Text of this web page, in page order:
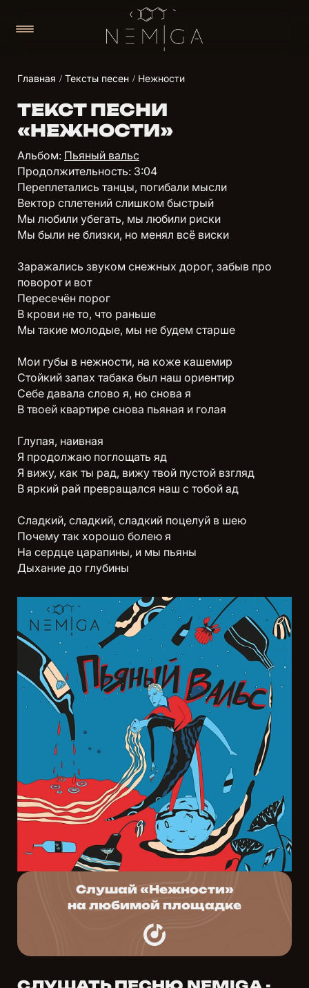
Главная Тексты песен Нежности
ТЕКСТ ПЕСНИ
«НЕЖНОСТИ»
Альбом: Пьяный вальс
Продолжительность: 3:04
Переплетались танцы, погибали мысли
Вектор сплетений слишком быстрый
Мы любили убегать, мы любили риски
Мы были не близки, но менял всё виски
Заражались звуком снежных дорог, забыв про
поворот и вот
Пересечён порог
В крови не то, что раньше
Мы такие молодые, мы не будем старше
Мои губы в нежности, на коже кашемир
Стойкий запах табака был наш ориентир
Себе давала слово я, но снова я
В твоей квартире снова пьяная и голая
Глупая, наивная
Я продолжаю поглощать яд
Я вижу, как ты рад, вижу твой пустой взгляд
В яркий рай превращался наш с тобой ад
Сладкий, сладкий, сладкий поцелуй в шею
Почему так хорошо болею я
На сердце царапины, и мы пьяны
Дыхание до глубины
Слушай «Нежности»
на любимой площадке